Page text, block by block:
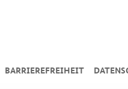
BARRIEREFREIHEIT